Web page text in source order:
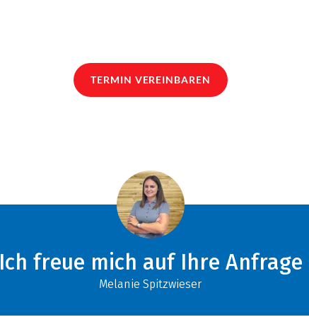
TERMIN VEREINBAREN
Ich freue mich auf Ihre Anfrage
Melanie Spitzwieser